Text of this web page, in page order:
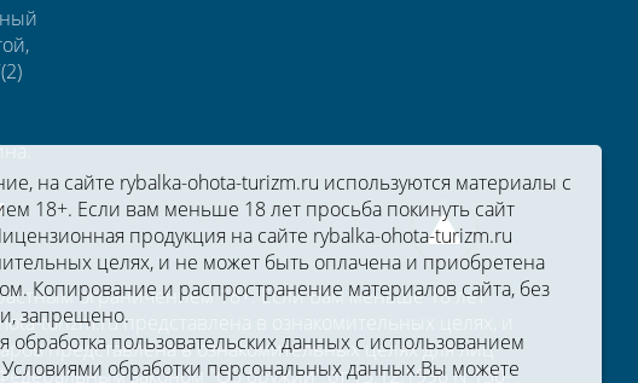
ограничением 18+. Если Вам меньше 18 лет
turizm.ru представлена в ознакомительных целях, и
представлена в ознакомительных целях для лиц
законом "Об оружии" от 13.12.1996 N 150-
на сайте rybalka-ohota-turizm.ru используются материалы с
18+. Если вам меньше 18 лет просьба покинуть сайт
продукция на сайте rybalka-ohota-turizm.ru
целях, и не может быть оплачена и приобретена
Копирование и распространение материалов сайта, без
запрещено.
обработка пользовательских данных с использованием
Условиями обработки персональных данных.Вы можете